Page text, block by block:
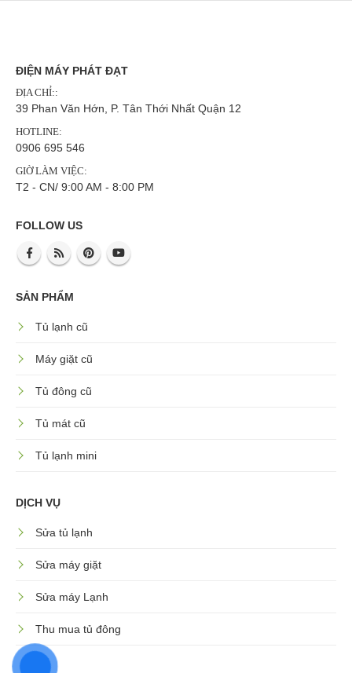
ĐIỆN MÁY PHÁT ĐẠT
ĐỊA CHỈ::
39 Phan Văn Hớn, P. Tân Thới Nhất Quận 12
HOTLINE:
0906 695 546
GIỜ LÀM VIỆC:
T2 - CN/ 9:00 AM - 8:00 PM
FOLLOW US
SẢN PHẨM
Tủ lạnh cũ
Máy giặt cũ
Tủ đông cũ
Tủ mát cũ
Tủ lạnh mini
DỊCH VỤ
Sửa tủ lạnh
Sửa máy giặt
Sửa máy Lạnh
Thu mua tủ đông